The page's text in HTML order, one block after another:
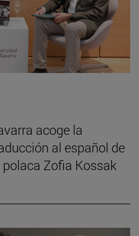
acoge la
al español de
polaca Zofia Kossak